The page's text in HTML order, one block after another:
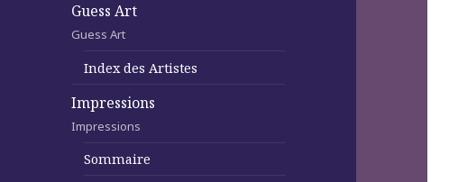
Guess Art
Guess Art
Index des Artistes
Impressions
Impressions
Sommaire